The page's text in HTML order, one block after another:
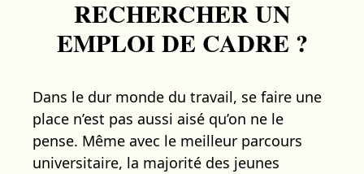
RECHERCHER UN
EMPLOI DE CADRE ?
Dans le dur monde du travail, se faire une
place n’est pas aussi aisé qu’on ne le
pense. Même avec le meilleur parcours
universitaire, la majorité des jeunes